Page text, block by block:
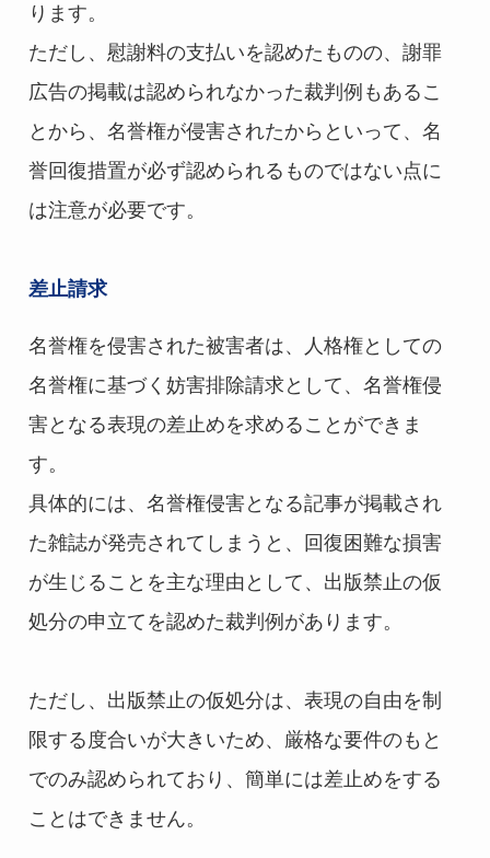
ります。
ただし、慰謝料の支払いを認めたものの、謝罪
広告の掲載は認められなかった裁判例もあるこ
とから、名誉権が侵害されたからといって、名
誉回復措置が必ず認められるものではない点に
は注意が必要です。
差止請求
名誉権を侵害された被害者は、人格権としての
名誉権に基づく妨害排除請求として、名誉権侵
害となる表現の差止めを求めることができま
す。
具体的には、名誉権侵害となる記事が掲載され
た雑誌が発売されてしまうと、回復困難な損害
が生じることを主な理由として、出版禁止の仮
処分の申立てを認めた裁判例があります。
ただし、出版禁止の仮処分は、表現の自由を制
限する度合いが大きいため、厳格な要件のもと
でのみ認められており、簡単には差止めをする
ことはできません。